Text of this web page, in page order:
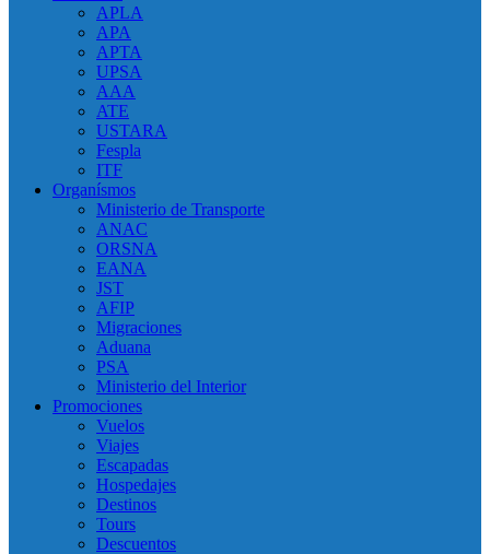
APLA
APA
APTA
UPSA
AAA
ATE
USTARA
Fespla
ITF
Organísmos
Ministerio de Transporte
ANAC
ORSNA
EANA
JST
AFIP
Migraciones
Aduana
PSA
Ministerio del Interior
Promociones
Vuelos
Viajes
Escapadas
Hospedajes
Destinos
Tours
Descuentos